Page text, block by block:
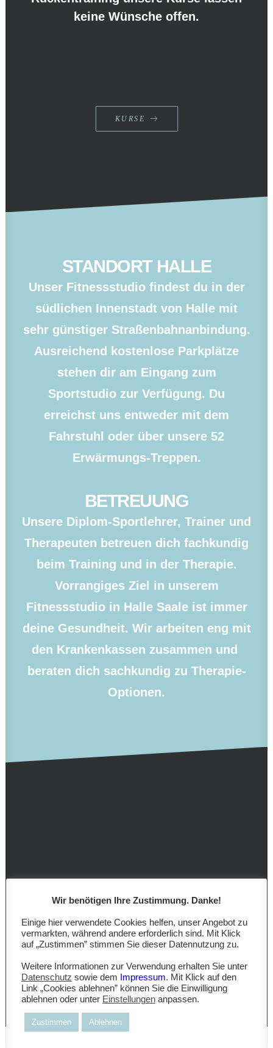
keine Wünsche offen.
KURSE
STANDORT HALLE
Unser Fitnessstudio findest du in der
südlichen Innenstadt von Halle mit
sehr günstiger Straßenbahnanbindung.
Ausreichend kostenlose Parkplätze
stehen dir am Eingang zum
Sportstudio zur Verfügung. Du
erreichst uns entweder mit dem
Fahrstuhl oder über unsere 52
Erwärmungs-Treppen.
BETREUUNG
Unsere Diplom-Sportlehrer, Trainer und
Therapeuten betreuen dich fachkundig
beim Training und in der Therapie.
Vorrangiges Ziel in unserem
Fitnessstudio in Halle Saale ist immer
deine Gesundheit. Wir arbeiten eng mit
den Krankenkassen zusammen und
beraten dich sachkundig zu Therapie-
Optionen.
Wir benötigen Ihre Zustimmung. Danke!
Einige hier verwendete Cookies helfen, unser Angebot zu
vermarkten, während andere erforderlich sind. Mit Klick
auf „Zustimmen” stimmen Sie dieser Datennutzung zu.
Weitere Informationen zur Verwendung erhalten Sie unter
Datenschutz sowie dem Impressum. Mit Klick auf den
Link „Cookies ablehnen” können Sie die Einwilligung
ablehnen oder unter Einstellungen anpassen.
Zustimmen Ablehnen